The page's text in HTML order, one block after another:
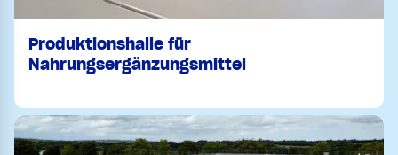
Produktionshalle für
Nahrungsergänzungsmittel